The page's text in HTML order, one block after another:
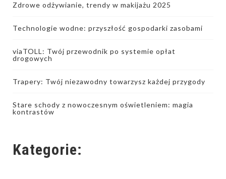
Zdrowe odżywianie, trendy w makijażu 2025
Technologie wodne: przyszłość gospodarki zasobami
viaTOLL: Twój przewodnik po systemie opłat
drogowych
Trapery: Twój niezawodny towarzysz każdej przygody
Stare schody z nowoczesnym oświetleniem: magia
kontrastów
Kategorie: